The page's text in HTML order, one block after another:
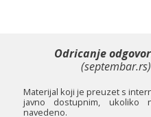
Odricanje
(septembar.rs)
Materijal koji je preuzet s
javno dostupnim, ukoliko
navedeno.